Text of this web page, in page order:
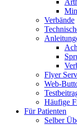
Verbände
Flyer
Web-
Häufige
Für Patienten
Selber